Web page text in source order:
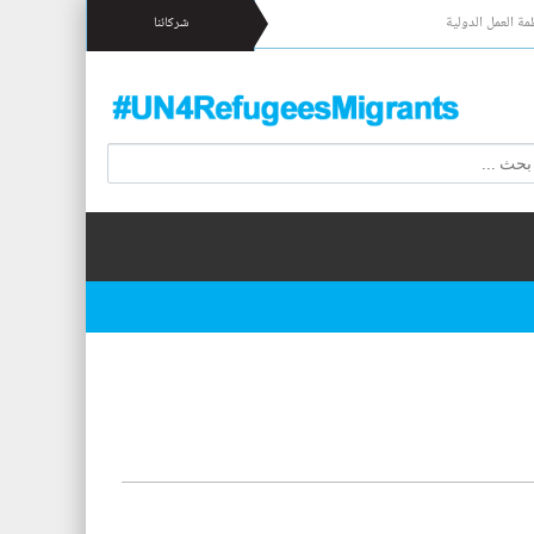
العمل الدولية شركائنا